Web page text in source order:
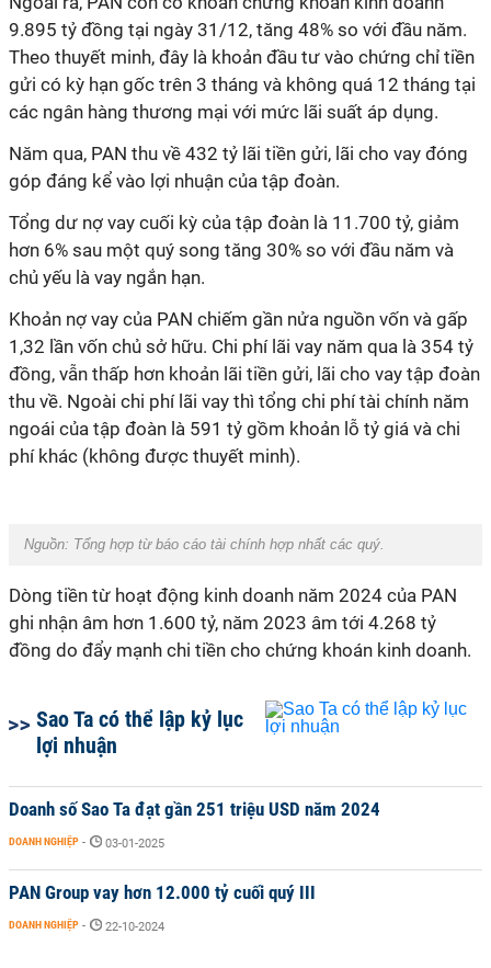
9.895 tỷ đồng tại ngày 31/12, tăng 48% so với đầu năm.
Theo thuyết minh, đây là khoản đầu tư vào chứng chỉ tiền
gửi có kỳ hạn gốc trên 3 tháng và không quá 12 tháng tại
các ngân hàng thương mại với mức lãi suất áp dụng.
Năm qua, PAN thu về 432 tỷ lãi tiền gửi, lãi cho vay đóng
góp đáng kể vào lợi nhuận của tập đoàn.
Tổng dư nợ vay cuối kỳ của tập đoàn là 11.700 tỷ, giảm
hơn 6% sau một quý song tăng 30% so với đầu năm và
chủ yếu là vay ngắn hạn.
Khoản nợ vay của PAN chiếm gần nửa nguồn vốn và gấp
1,32 lần vốn chủ sở hữu. Chi phí lãi vay năm qua là 354 tỷ
đồng, vẫn thấp hơn khoản lãi tiền gửi, lãi cho vay tập đoàn
thu về. Ngoài chi phí lãi vay thì tổng chi phí tài chính năm
ngoái của tập đoàn là 591 tỷ gồm khoản lỗ tỷ giá và chi
phí khác (không được thuyết minh).
Nguồn: Tổng hợp từ báo cáo tài chính hợp nhất các quý.
Dòng tiền từ hoạt động kinh doanh năm 2024 của PAN
ghi nhận âm hơn 1.600 tỷ, năm 2023 âm tới 4.268 tỷ
đồng do đẩy mạnh chi tiền cho chứng khoán kinh doanh.
Sao Ta có thể lập kỷ lục
lợi nhuận
Doanh số Sao Ta đạt gần 251 triệu USD năm 2024
DOANH NGHIỆP - 03-01-2025
PAN Group vay hơn 12.000 tỷ cuối quý III
DOANH NGHIỆP - 22-10-2024